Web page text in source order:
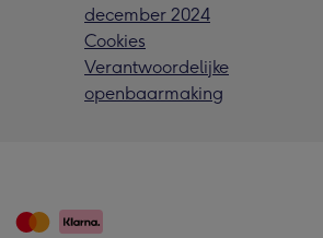
december 2024
Cookies
Verantwoordelijke
openbaarmaking